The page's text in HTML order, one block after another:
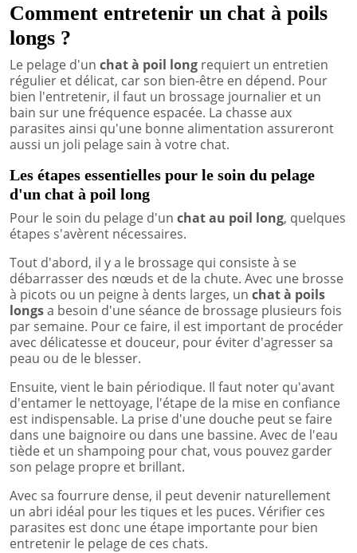
Comment entretenir un chat à poils
longs ?
Le pelage d'un chat à poil long requiert un entretien
régulier et délicat, car son bien-être en dépend. Pour
bien l'entretenir, il faut un brossage journalier et un
bain sur une fréquence espacée. La chasse aux
parasites ainsi qu'une bonne alimentation assureront
aussi un joli pelage sain à votre chat.
Les étapes essentielles pour le soin du pelage
d'un chat à poil long
Pour le soin du pelage d'un chat au poil long, quelques
étapes s'avèrent nécessaires.
Tout d'abord, il y a le brossage qui consiste à se
débarrasser des nœuds et de la chute. Avec une brosse
à picots ou un peigne à dents larges, un chat à poils
longsa besoin d'une séance de brossage plusieurs fois
par semaine. Pour ce faire, il est important de procéder
avec délicatesse et douceur, pour éviter d'agresser sa
peau ou de le blesser.
Ensuite, vient le bain périodique. Il faut noter qu'avant
d'entamer le nettoyage, l'étape de la mise en confiance
est indispensable. La prise d'une douche peut se faire
dans une baignoire ou dans une bassine. Avec de l'eau
tiède et un shampoing pour chat, vous pouvez garder
son pelage propre et brillant.
Avec sa fourrure dense, il peut devenir naturellement
un abri idéal pour les tiques et les puces. Vérifier ces
parasites est donc une étape importante pour bien
entretenir le pelage de ces chats.